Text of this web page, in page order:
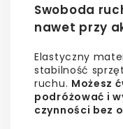
Swoboda
nawet przy
Elastyczny
stabilność
ruchu. Możesz
podróżować i
czynności bez